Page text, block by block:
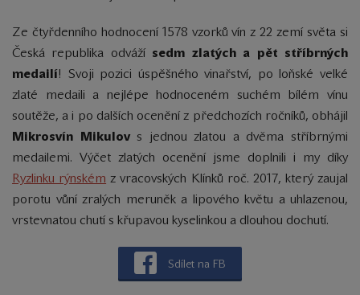
Ze čtyřdenního hodnocení 1578 vzorků vín z 22 zemí světa si
Česká republika odváží sedm zlatých a pět stříbrných
medailí! Svoji pozici úspěšného vinařství, po loňské velké
zlaté medaili a nejlépe hodnoceném suchém bílém vínu
soutěže, a i po dalších ocenění z předchozích ročníků, obhájil
Mikrosvín Mikulovs jednou zlatou a dvěma stříbrnými
medailemi. Výčet zlatých ocenění jsme doplnili i my díky
Ryzlinku rýnském z vracovských Klínků roč. 2017, který zaujal
porotu vůnízralých meruněk a lipového květu a uhlazenou,
vrstevnatou chutí s křupavou kyselinkou a dlouhou dochutí.
Sdílet na FB